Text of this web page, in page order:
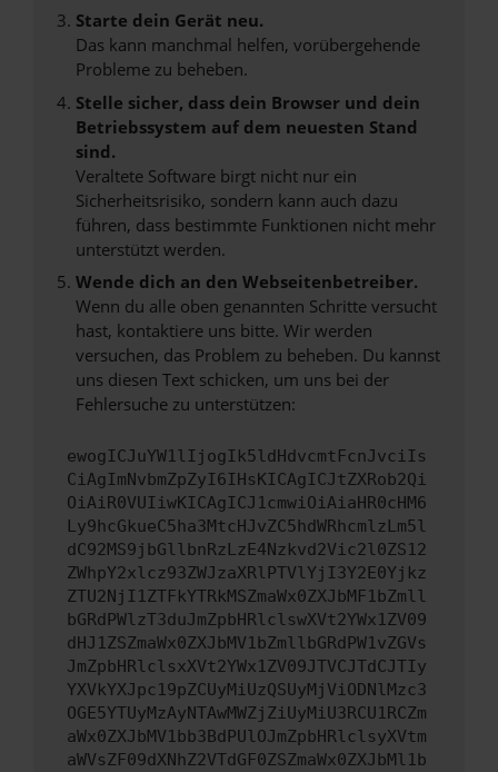
Starte dein Gerät neu.
Das kann manchmal helfen, vorübergehende
Probleme zu beheben.
Stelle sicher, dass dein Browser und dein
Betriebssystem auf dem neuesten Stand
sind.
Veraltete Software birgt nicht nur ein
Sicherheitsrisiko, sondern kann auch dazu
führen, dass bestimmte Funktionen nicht mehr
unterstützt werden.
Wende dich an den Webseitenbetreiber.
Wenn du alle oben genannten Schritte versucht
hast, kontaktiere uns bitte. Wir werden
versuchen, das Problem zu beheben. Du kannst
uns diesen Text schicken, um uns bei der
Fehlersuche zu unterstützen:
ewogICJuYW1lIjogIk5ldHdvcmtFcnJvciIs
CiAgImNvbmZpZyI6IHsKICAgICJtZXRob2Qi
OiAiR0VUIiwKICAgICJ1cmwiOiAiaHR0cHM6
Ly9hcGkueC5ha3MtcHJvZC5hdWRhcmlzLm5l
dC92MS9jbGllbnRzLzE4Nzkvd2Vic2l0ZS12
ZWhpY2xlcz93ZWJzaXRlPTVlYjI3Y2E0Yjkz
ZTU2NjI1ZTFkYTRkMSZmaWx0ZXJbMF1bZmll
bGRdPWlzT3duJmZpbHRlclswXVt2YWx1ZV09
dHJ1ZSZmaWx0ZXJbMV1bZmllbGRdPW1vZGVs
JmZpbHRlclsxXVt2YWx1ZV09JTVCJTdCJTIy
YXVkYXJpc19pZCUyMiUzQSUyMjViODNlMzc3
OGE5YTUyMzAyNTAwMWZjZiUyMiU3RCU1RCZm
aWx0ZXJbMV1bb3BdPUlOJmZpbHRlclsyXVtm
aWVsZF09dXNhZ2VTdGF0ZSZmaWx0ZXJbMl1b